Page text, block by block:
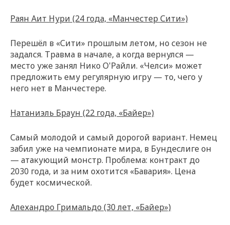
Раян Аит Нури (24 года, «Манчестер Сити»)
Перешёл в «Сити» прошлым летом, но сезон не
задался. Травма в начале, а когда вернулся —
место уже занял Нико О'Райли. «Челси» может
предложить ему регулярную игру — то, чего у
него нет в Манчестере.
Натаниэль Браун (22 года, «Байер»)
Самый молодой и самый дорогой вариант. Немец
забил уже на чемпионате мира, в Бундеслиге он
— атакующий монстр. Проблема: контракт до
2030 года, и за ним охотится «Бавария». Цена
будет космической.
Алехандро Гримальдо (30 лет, «Байер»)